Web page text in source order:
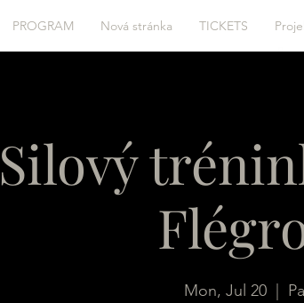
PROGRAM Nová stránka TICKETS
Silový
Mon, Jul 20
  |